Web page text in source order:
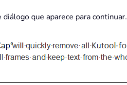
que aparece para continuar.